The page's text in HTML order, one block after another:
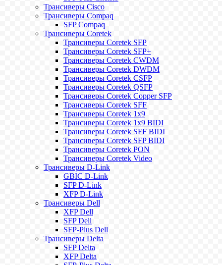
Трансиверы Cisco
Трансиверы Compaq
SFP Compaq
Трансиверы Coretek
Трансиверы Coretek SFP
Трансиверы Coretek SFP+
Трансиверы Coretek CWDM
Трансиверы Coretek DWDM
Трансиверы Coretek CSFP
Трансиверы Coretek QSFP
Трансиверы Coretek Copper SFP
Трансиверы Coretek SFF
Трансиверы Coretek 1x9
Трансиверы Coretek 1x9 BIDI
Трансиверы Coretek SFF BIDI
Трансиверы Coretek SFP BIDI
Трансиверы Coretek PON
Трансиверы Coretek Video
Трансиверы D-Link
GBIC D-Link
SFP D-Link
XFP D-Link
Трансиверы Dell
XFP Dell
SFP Dell
SFP-Plus Dell
Трансиверы Delta
SFP Delta
XFP Delta